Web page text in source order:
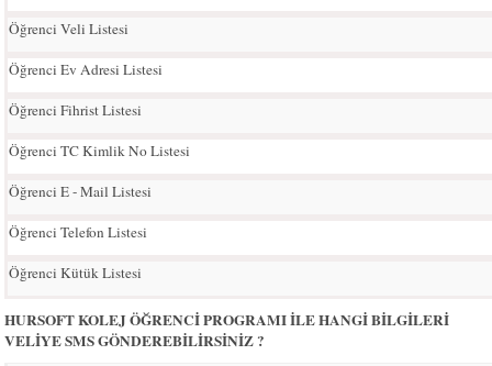
Öğrenci Veli Listesi
Öğrenci Ev Adresi Listesi
Öğrenci Fihrist Listesi
Öğrenci TC Kimlik No Listesi
Öğrenci E - Mail Listesi
Öğrenci Telefon Listesi
Öğrenci Kütük Listesi
HURSOFT KOLEJ ÖĞRENCİ PROGRAMI İLE HANGİ BİLGİLERİ
VELİYE SMS GÖNDEREBİLİRSİNİZ ?